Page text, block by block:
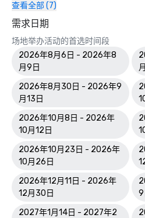
查看全部 (7)
需求日期
场地举办活动的首选时间段
2026年8月6日 - 2026年8
月9日
2026年8月30日 - 2026年9
月13日
2026年10月8日 - 2026年
10月12日
2026年10月23日 - 2026年
10月26日
2026年12月11日 - 2026年
12月30日
9
2027年1月14日 - 2027年2